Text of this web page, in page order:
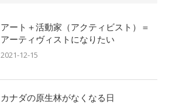
アート＋活動家（アクティビスト）＝
アーティヴィストになりたい
2021-12-15
カナダの原生林がなくなる日